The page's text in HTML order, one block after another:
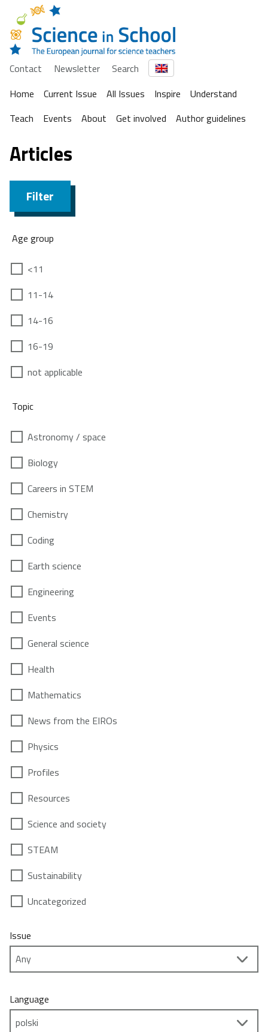
Contact Newsletter
Search
Home
Current Issue All Issues Inspire
Understand
Teach
Events About Get involved Author guidelines
Articles
Filter
Age group
<11
11-14
14-16
16-19
not applicable
Topic
Astronomy / space
Biology
Careers in STEM
Chemistry
Coding
Earth science
Engineering
Events
General science
Health
Mathematics
News from the EIROs
Physics
Profiles
Resources
Science and society
STEAM
Sustainability
Uncategorized
Issue
Language